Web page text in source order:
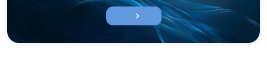
chevron_right